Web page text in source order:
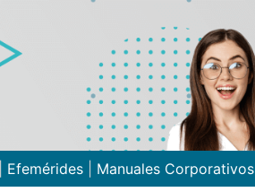
Efemérides Manuales Corporativos